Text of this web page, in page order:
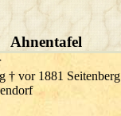
Ahnentafel
† vor 1881 Seitenberg